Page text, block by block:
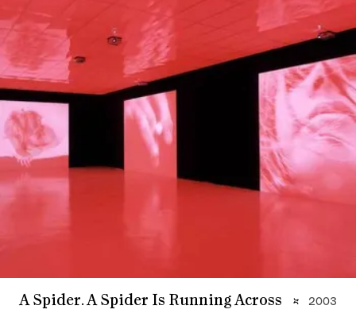
A Spider. A Spider Is Running Across
2003